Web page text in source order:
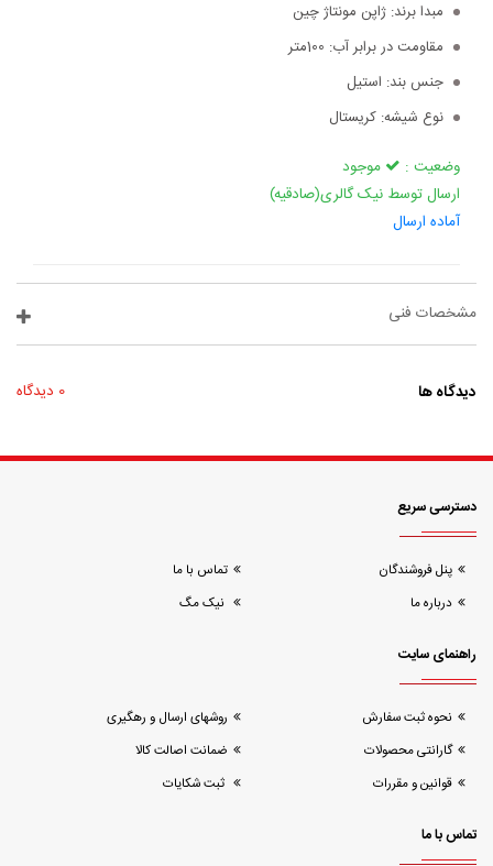
مبدا برند: ژاپن مونتاژ چین
مقاومت در برابر آب: 100متر
جنس بند: استیل
نوع شیشه: کریستال
وضعیت :
موجود
ارسال توسط نیک گالری(صادقیه)
آماده ارسال
مشخصات فنی
دیدگاه ها 0 دیدگاه
دسترسی سریع
پنل فروشندگان
تماس با ما
درباره ما
نیک مگ
راهنمای سایت
نحوه ثبت سفارش
روشهای ارسال و رهگیری
گارانتی محصولات
ضمانت اصالت کالا
قوانین و مقررات
ثبت شکایات
تماس با ما